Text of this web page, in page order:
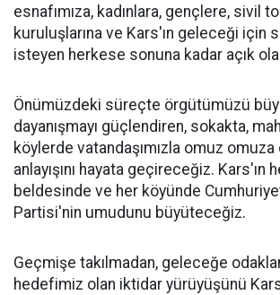
esnafımıza, kadınlara, gençlere, sivil
kuruluşlarına ve Kars'ın geleceği için
isteyen herkese sonuna kadar açık
Önümüzdeki süreçte örgütümüzü
dayanışmayı güçlendiren, sokakta,
köylerde vatandaşımızla omuz omuza
anlayışını hayata geçireceğiz. Kars'ın
beldesinde ve her köyünde
Partisi'nin umudunu büyüteceğiz.
Geçmişe takılmadan, geleceğe
hedefimiz olan iktidar yürüyüşünü